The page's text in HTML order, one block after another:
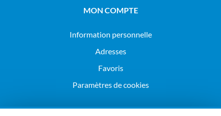
MON COMPTE
Information personnelle
Adresses
Favoris
Paramètres de cookies